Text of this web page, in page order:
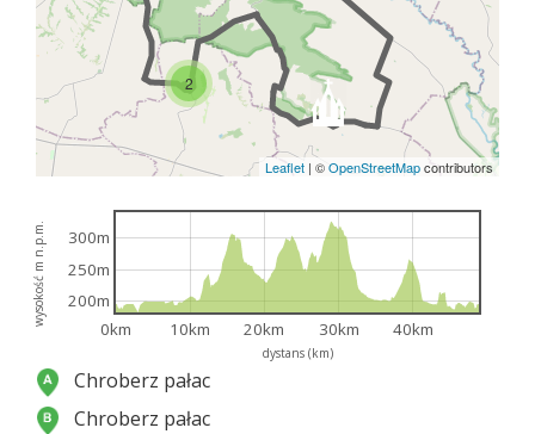
2
Leaflet | ©OpenStreetMapcontributors
dystans (km)
wysokość m n.p.m.
0km 10km 20km 30km 40km
200m
250m
300m
Chroberz pałac
Chroberz pałac